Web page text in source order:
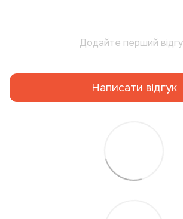
Додайте перший
Написати відгук